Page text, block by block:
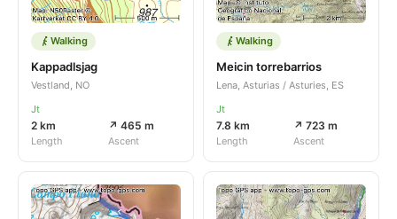
Walking
Kappadlsjag
Vestland, NO
Jt
2 km
Length
↗ 465 m
Ascent
Walking
Meicin torrebarrios
Lena, Asturias / Asturies, ES
Jt
7.8 km
Length
↗ 723 m
Ascent